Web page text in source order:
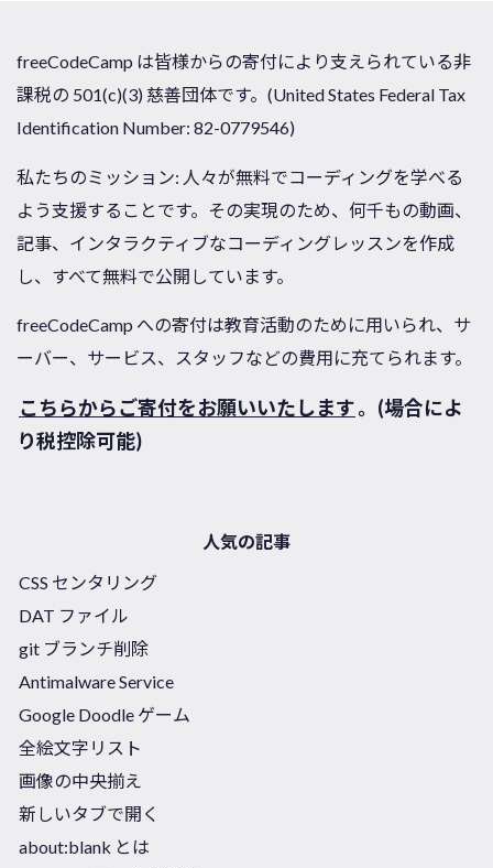
freeCodeCamp は皆様からの寄付により支えられている非
課税の 501(c)(3) 慈善団体です。(United States Federal Tax
Identification Number: 82-0779546)
私たちのミッション: 人々が無料でコーディングを学べる
よう支援することです。その実現のため、何千もの動画、
記事、インタラクティブなコーディングレッスンを作成
し、すべて無料で公開しています。
freeCodeCamp への寄付は教育活動のために用いられ、サ
ーバー、サービス、スタッフなどの費用に充てられます。
こちらからご寄付をお願いいたします。(場合によ
り税控除可能)
人気の記事
CSS センタリング
DAT ファイル
git ブランチ削除
Antimalware Service
Google Doodle ゲーム
全絵文字リスト
画像の中央揃え
新しいタブで開く
about:blank とは